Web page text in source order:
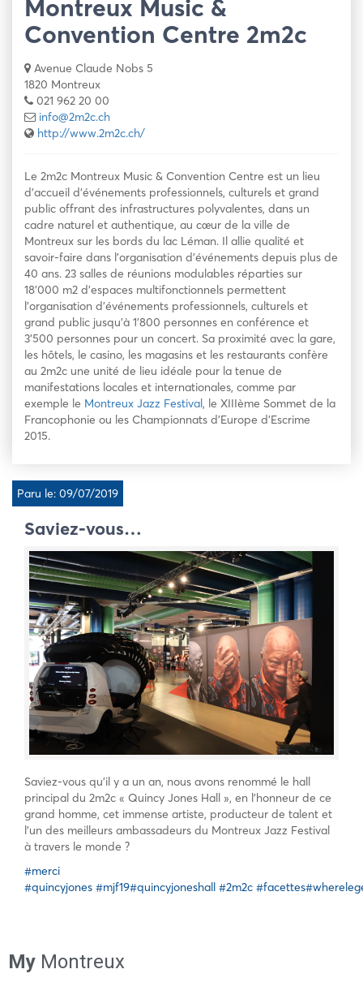
Montreux Music &
Convention Centre 2m2c
Avenue Claude Nobs 5
1820 Montreux
021 962 20 00
info@2m2c.ch
http://www.2m2c.ch/
Le 2m2c Montreux Music & Convention Centre est un lieu
d’accueil d’événements professionnels, culturels et grand
public offrant des infrastructures polyvalentes, dans un
cadre naturel et authentique, au cœur de la ville de
Montreux sur les bords du lac Léman. Il allie qualité et
savoir-faire dans l’organisation d’événements depuis plus de
40 ans. 23 salles de réunions modulables réparties sur
18’000 m2 d’espaces multifonctionnels permettent
l’organisation d’événements professionnels, culturels et
grand public jusqu’à 1’800 personnes en conférence et
3’500 personnes pour un concert. Sa proximité avec la gare,
les hôtels, le casino, les magasins et les restaurants confère
au 2m2c une unité de lieu idéale pour la tenue de
manifestations locales et internationales, comme par
exemple le Montreux Jazz Festival, le XIIIème Sommet de la
Francophonie ou les Championnats d’Europe d’Escrime
2015.
Paru le: 09/07/2019
Saviez-vous…
Saviez-vous qu’il y a un an, nous avons renommé le hall
principal du 2m2c « Quincy Jones Hall », en l’honneur de ce
grand homme, cet immense artiste, producteur de talent et
l’un des meilleurs ambassadeurs du Montreux Jazz Festival
à travers le monde ?
#merci
#quincyjones #mjf19#quincyjoneshall #2m2c #facettes
My Montreux